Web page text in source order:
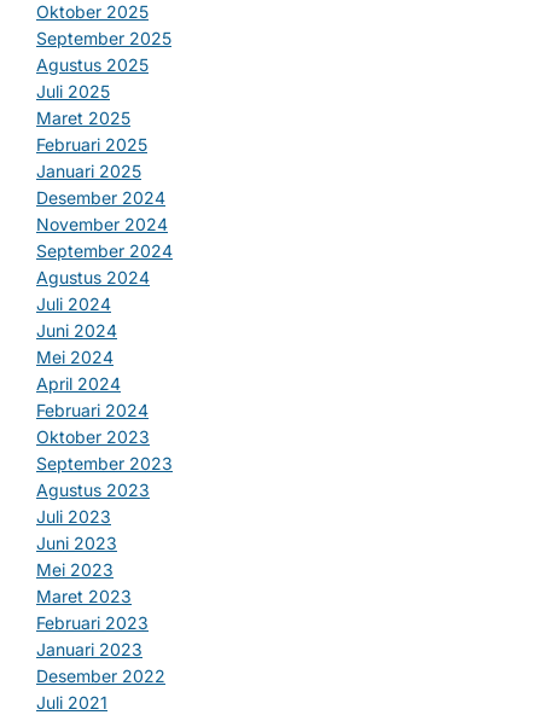
Oktober 2025
September 2025
Agustus 2025
Juli 2025
Maret 2025
Februari 2025
Januari 2025
Desember 2024
November 2024
September 2024
Agustus 2024
Juli 2024
Juni 2024
Mei 2024
April 2024
Februari 2024
Oktober 2023
September 2023
Agustus 2023
Juli 2023
Juni 2023
Mei 2023
Maret 2023
Februari 2023
Januari 2023
Desember 2022
Juli 2021